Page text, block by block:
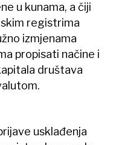
u kunama, a čiji
registrima
izmjenama
propisati načine i
društava
usklađenja